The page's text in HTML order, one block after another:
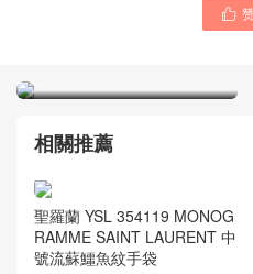

TEDDY 紅色真皮包 SAINT
相關推薦
聖羅蘭 YSL 354119 MONOG
RAMME SAINT LAURENT 中
號流蘇鱷魚紋手袋